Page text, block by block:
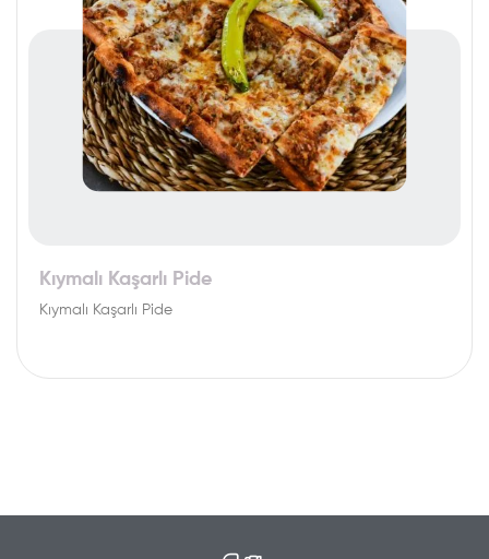
Kıymalı Kaşarlı Pide
Kıymalı Kaşarlı Pide